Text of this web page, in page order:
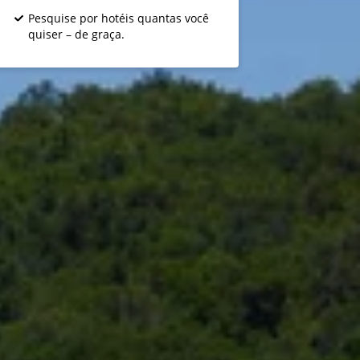
Pesquise por hotéis quantas você
quiser – de graça.